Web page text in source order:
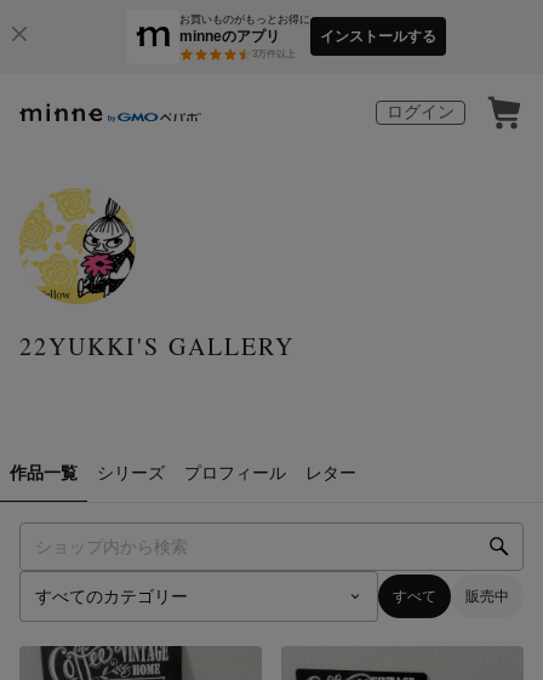
お買いものがもっとお得に
minneのアプリ
3万件以上
インストールする
ログイン
22YUKKI'S GALLERY
作品一覧 シリーズ プロフィール レター
すべて 販売中